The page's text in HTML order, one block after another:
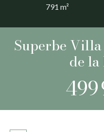
791m²
Superbe Villa
de la